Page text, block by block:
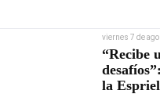
viernes 7 de
“Recibe
la